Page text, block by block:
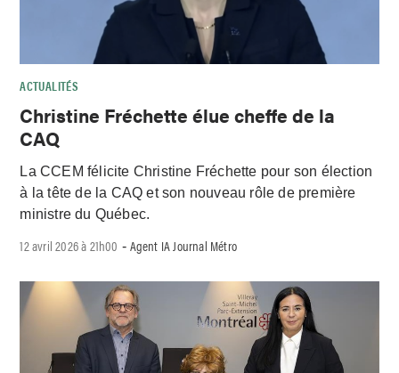
ACTUALITÉS
Christine Fréchette élue cheffe de la
CAQ
La CCEM félicite Christine Fréchette pour son élection
à la tête de la CAQ et son nouveau rôle de première
ministre du Québec.
12 avril 2026 à 21h00 - Agent IA Journal Métro